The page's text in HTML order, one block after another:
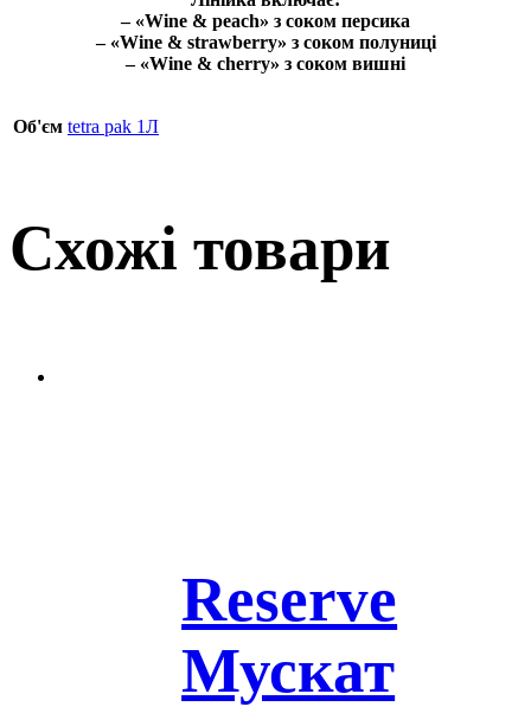
– «Wine & peach» з соком персика
– «Wine & strawberry» з соком полуниці
– «Wine & cherry» з соком вишні
Об'єм tetra pak 1Л
Схожі товари
Reserve
Мускат